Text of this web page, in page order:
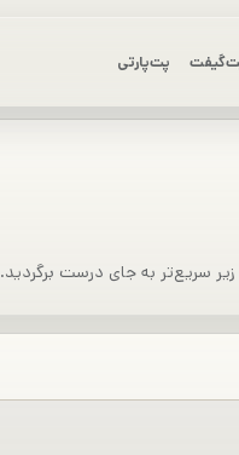
پت‌پارتی
سریع‌تر به جای درست برگردید.